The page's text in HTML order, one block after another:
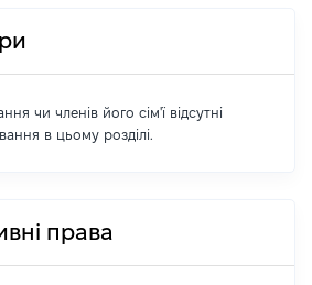
чи членів його сім'ї відсутні
в цьому розділі.
права